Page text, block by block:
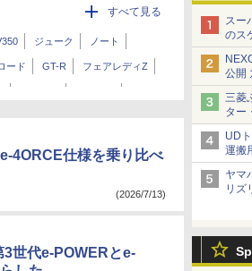
スー
のス
を紹
公開
車両
三菱
ター
ック
UD
運搬
ヤマ
リズ
すべて見る
ジューク ノート
ード GT-R フェアレディZ
4ORCE仕様を乗り比べ
(2026/7/13)
世代e-POWERとe-